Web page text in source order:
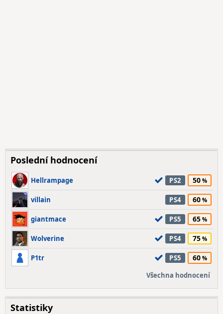
Poslední hodnocení
Hellrampage PS2 50
villain PS4 60
giantmace PS5 65
Wolverine PS4 75
P1tr PS5 60
Všechna hodnocení
Statistiky